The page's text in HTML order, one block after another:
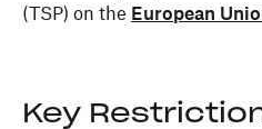
(TSP) on the European
Key